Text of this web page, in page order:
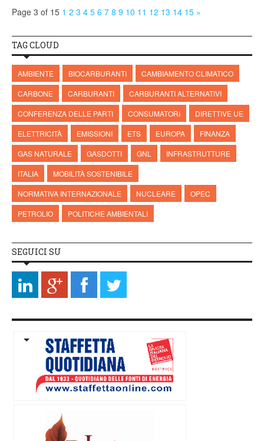
Page 3 of 15 1 2 3 4 5 6 7 8 9 10 11 12 13 14 15 »
TAG CLOUD
AMBIENTE BIOCARBURANTI
CAMBIAMENTO CLIMATICO
CARBONE
CARBURANTI
CARBURANTI ALTERNATIVI
CONFERENZA DELLE PARTI
CONSUMATORI
DIRETTIVE UE
ELETTRICITÀ
EMISSIONI ETS EUROPA
FINANZA
GAS NATURALE
GASDOTTI GNL
INFRASTRUTTURE
ITALIA
MOBILITÀ SOSTENIBILE
NORMATIVA INTERNAZIONALE
NUCLEARE
OPEC
PETROLIO
POLITICHE AMBIENTALI
SEGUICI SU